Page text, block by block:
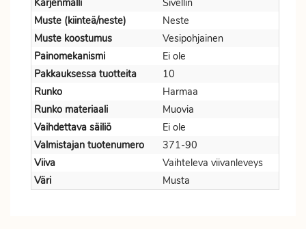
Kärjenmalli
Sivellin
Muste (kiinteä/neste)
Neste
Muste koostumus
Vesipohjainen
Painomekanismi
Ei ole
Pakkauksessa tuotteita
10
Runko
Harmaa
Runko materiaali
Muovia
Vaihdettava säiliö
Ei ole
Valmistajan tuotenumero
371-90
Viiva
Vaihteleva viivanleveys
Väri
Musta